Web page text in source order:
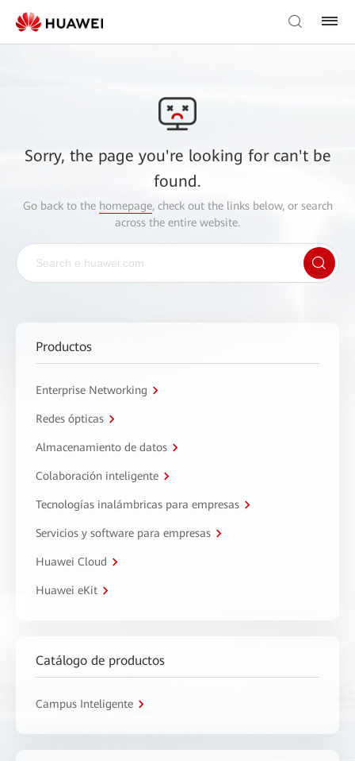
Sorry, the page you're looking for can't be
found.
Go back to the homepage, check out the links below, or search
across the entire website.
Productos
Enterprise Networking
Redes ópticas
Almacenamiento de datos
Colaboración inteligente
Tecnologías inalámbricas para empresas
Servicios y software para empresas
Huawei Cloud
Huawei eKit
Catálogo de productos
Campus Inteligente